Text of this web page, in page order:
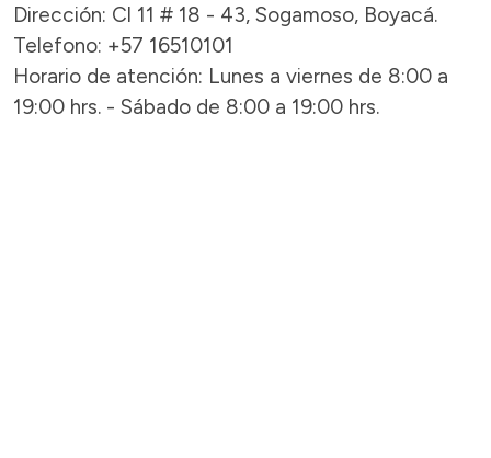
Dirección: Cl 11 # 18 - 43, Sogamoso, Boyacá.
Telefono: +57 16510101
Horario de atención: Lunes a viernes de 8:00 a
19:00 hrs. - Sábado de 8:00 a 19:00 hrs.